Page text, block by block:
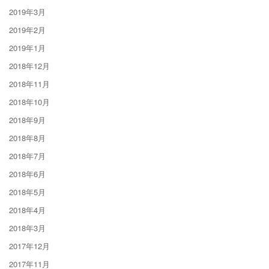
2019年3月
2019年2月
2019年1月
2018年12月
2018年11月
2018年10月
2018年9月
2018年8月
2018年7月
2018年6月
2018年5月
2018年4月
2018年3月
2017年12月
2017年11月